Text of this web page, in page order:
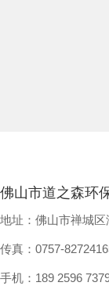
佛山市道之森环
地址：佛山市禅城
传真：0757-
手机：189 2596